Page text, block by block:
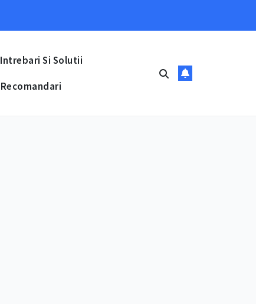
Intrebari Si Solutii
Recomandari